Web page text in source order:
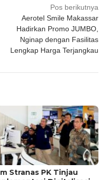
Pos berikutnya
Aerotel Smile Makassar
Hadirkan Promo JUMBO,
Nginap dengan Fasilitas
Lengkap Harga Terjangkau
Stranas PK Tinjau